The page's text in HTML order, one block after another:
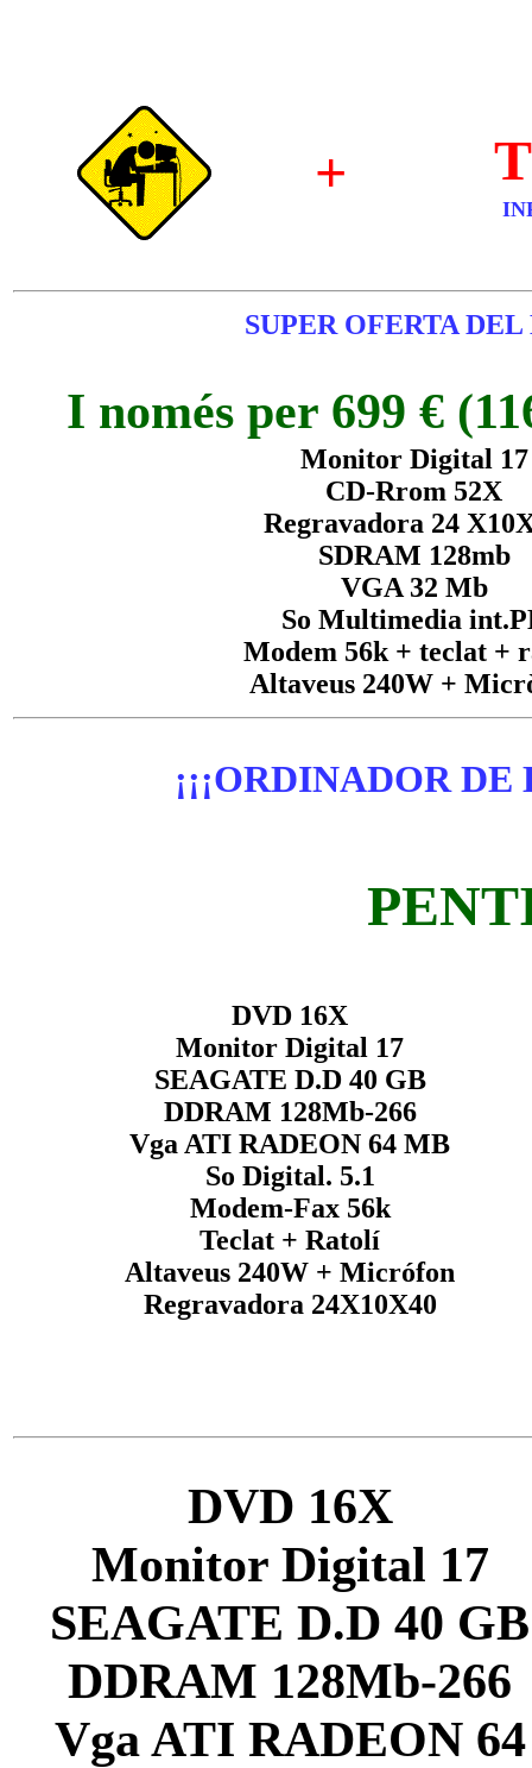
+
SUPER OFERTA DEL
I només per 699 €
Monitor Digital 17
CD-Rrom 52X
Regravadora 24
SDRAM 128mb
VGA 32 Mb
So Multimedia
Modem 56k + teclat +
Altaveus 240W +
¡¡¡ORDINADOR
DVD 16X
Monitor Digital 17
SEAGATE D.D 40 GB
DDRAM 128Mb-266
Vga ATI RADEON 64 MB
So Digital. 5.1
Modem-Fax 56k
Teclat + Ratolí
Altaveus 240W + Micrófon
Regravadora 24X10X40
DVD 16X
Monitor Digital 17
SEAGATE D.D 40 GB
DDRAM 128Mb-266
Vga ATI RADEON 64